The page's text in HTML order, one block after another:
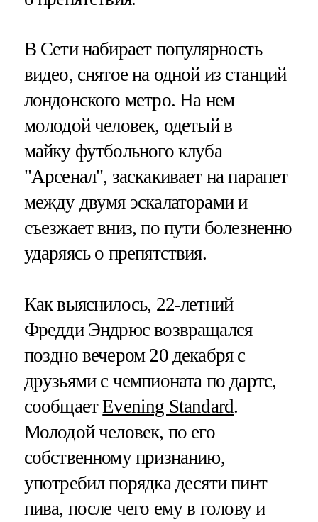
В Сети набирает популярность
видео, снятое на одной из станций
лондонского метро. На нем
молодой человек, одетый в
майку футбольного клуба
"Арсенал", заскакивает на парапет
между двумя эскалаторами и
съезжает вниз, по пути болезненно
ударяясь о препятствия.
Как выяснилось, 22-летний
Фредди Эндрюс возвращался
поздно вечером 20 декабря с
друзьями с чемпионата по дартс,
сообщаетEvening Standard.
Молодой человек, по его
собственному признанию,
употребил порядка десяти пинт
пива, после чего ему в голову и